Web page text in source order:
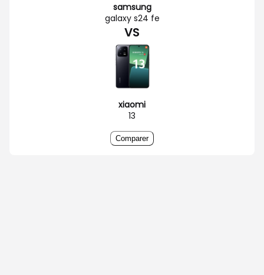
samsung
galaxy s24 fe
VS
xiaomi
13
Comparer